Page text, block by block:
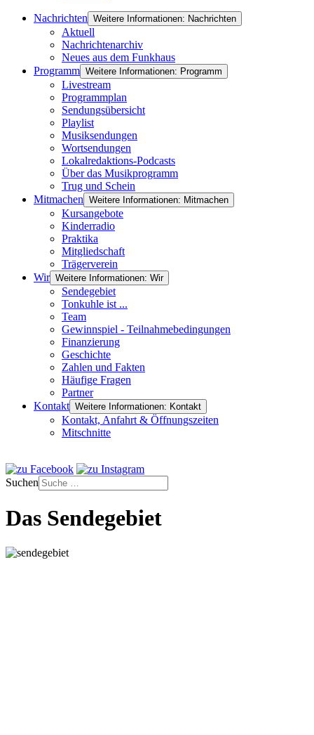
Nachrichten Weitere Informationen: Nachrichten
Aktuell
Nachrichtenarchiv
Neues aus dem Funkhaus
Programm Weitere Informationen: Programm
Livestream
Programmplan
Sendungsübersicht
Playlist
Musiksendungen
Wortsendungen
Lokalredaktions-Podcasts
Über das Musikprogramm
Trug und Schein
Mitmachen Weitere Informationen: Mitmachen
Kursangebote
Kinderradio
Praktika
Mitgliedschaft
Trägerverein
Wir Weitere Informationen: Wir
Sendegebiet
Tonkuhle ist ...
Team
Gewinnspiel - Teilnahmebedingungen
Finanzierung
Geschichte
Zahlen und Fakten
Häufige Fragen
Partner
Kontakt Weitere Informationen: Kontakt
Kontakt, Anfahrt & Öffnungszeiten
Mitschnitte
Suchen
Das Sendegebiet